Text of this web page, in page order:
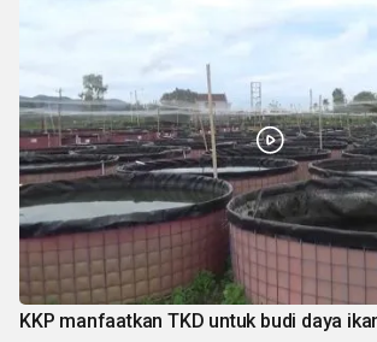
KKP manfaatkan TKD untuk budi daya